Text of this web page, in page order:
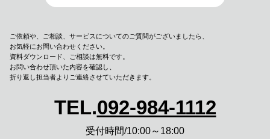
ご依頼や、ご相談、サービスについてのご質問がございましたら、
お気軽にお問い合わせください。
資料ダウンロード、
ご相談は無料です。
お問い合わせ頂いた内容を確認し、
折り返し担当者よりご連絡させていただきます。
TEL.092-984-1112
受付時間/10:00～18:00